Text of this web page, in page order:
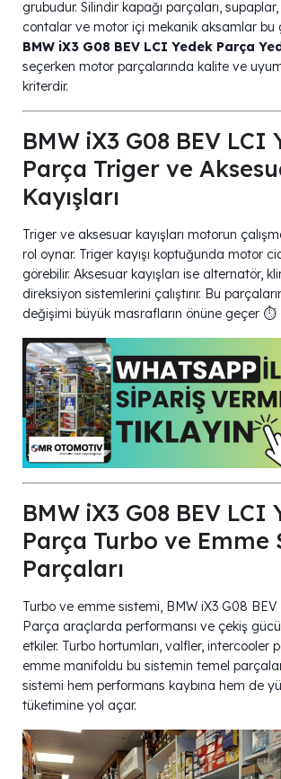
grubudur. Silindir kapağı parçaları,
contalar ve motor içi mekanik aksamlar bu
BMW iX3 G08 BEV LCI Yedek Parça
seçerken motor parçalarında kalite ve
kriterdir.
BMW iX3 G08 BEV LCI
Parça Triger ve
Kayışları
Triger ve aksesuar kayışları motorun
rol oynar. Triger kayışı koptuğunda motor
görebilir. Aksesuar kayışları ise alternatör,
direksiyon sistemlerini çalıştırır. Bu
değişimi büyük masrafların önüne geçer ⏱️
BMW iX3 G08 BEV LCI
Parça Turbo ve Emme
Parçaları
Turbo ve emme sistemi, BMW iX3 G08
Parça araçlarda performansı ve çekiş
etkiler. Turbo hortumları, valfler, intercooler
emme manifoldu bu sistemin temel
sistemi hem performans kaybına hem de
tüketimine yol açar.